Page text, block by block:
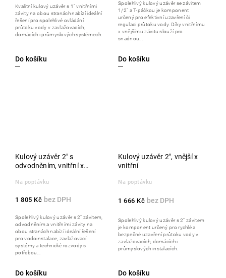
Do košíku
Kvalitní kulový uzávěr s 1" vnitřními
závity na obou stranách nabízí ideální
řešení pro spolehlivé ovládání
průtoku vody v zavlažovacích,
domácích i průmyslových systémech.
Do košíku
Spolehlivý kulový uzávěr se závitem
1/2" a T-páčkou je komponent
určený pro efektivní uzavření či
regulaci průtoku vody. Díky vnitřnímu
x vnějšímu závitu slouží pro
snadnou...
Kulový uzávěr 2" s
odvodněním, vnitřní x
Na poptávku
1 805 Kč
Do košíku
Spolehlivý kulový uzávěr s 2" závitem,
odvodněním a vnitřními závity na
obou stranách nabízí ideální řešení
pro vodoinstalace, zavlažovací
systémy a technické rozvody s
potřebou...
Kulový uzávěr 2", vnější x
vnitřní
Na poptávku
1 666 Kč
Do košíku
Spolehlivý kulový uzávěr s 2" závitem
je komponent určený pro rychlé a
bezpečné uzavření průtoku vody v
zavlažovacích, domácích i
průmyslových instalacích.